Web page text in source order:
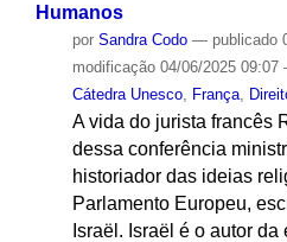
Humanos
por Sandra Codo — publicado
modificação04/06/2025 09:07
Cátedra Unesco, França,
A vida do jurista francês
dessa conferência
historiador das ideias
Parlamento Europeu,
Israël. Israël é o autor